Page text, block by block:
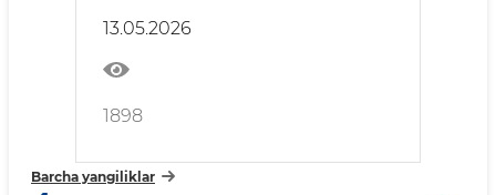
13.05.2026
1898
Barcha yangiliklar